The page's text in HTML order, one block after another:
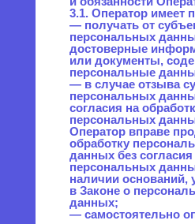
предусмотренные Законом
о персональных данных.
4. Основные права
и обязанности субъектов
персональных данных
4.1. Субъекты персональных
данных имеют право:
— получать информацию,
касающуюся обработки его
персональных данных,
за исключением случаев,
предусмотренных
федеральными законами.
Сведения предоставляются
субъекту персональных
данных Оператором
в доступной форме, и в них
не должны содержаться
персональные данные,
относящиеся к другим
субъектам персональных
данных, за исключением
случаев, когда имеются